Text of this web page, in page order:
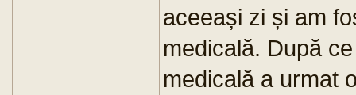
aceeași zi și am
medicală. După
medicală a urmat